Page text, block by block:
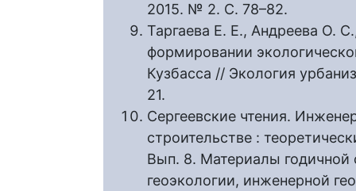
2015. № 2. С. 78–82.
Таргаева Е. Е., Андреева О.
формировании
Кузбасса // Экология
21.
Сергеевские чтения.
строительстве :
Вып. 8. Материалы годичной
геоэкологии, инженерной